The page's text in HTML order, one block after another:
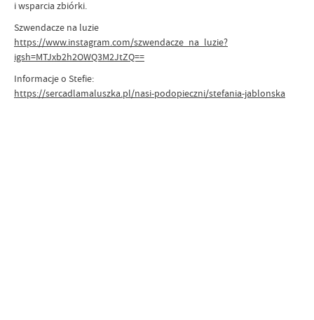
i wsparcia zbiórki.
Szwendacze na luzie
https://www.instagram.com/szwendacze_na_luzie?
igsh=MTJxb2h2OWQ3M2JtZQ==
Informacje o Stefie:
https://sercadlamaluszka.pl/nasi-podopieczni/stefania-jablonska